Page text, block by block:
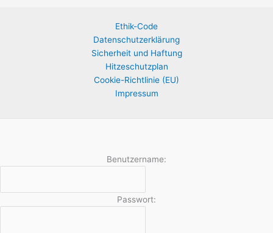
Ethik-Code
Datenschutzerklärung
Sicherheit und Haftung
Hitzeschutzplan
Cookie-Richtlinie (EU)
Impressum
Benutzername:
Passwort: